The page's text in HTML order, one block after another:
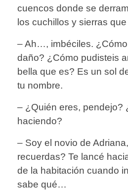
cuencos donde se
los cuchillos y sierras
– Ah…, imbéciles.
daño? ¿Cómo pudisteis
bella que es? Es un sol
tu nombre.
– ¿Quién eres, pendejo?
haciendo?
– Soy el novio de
recuerdas? Te lancé
de la habitación cuando
sabe qué…